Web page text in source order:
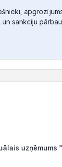
sankciju
uzņēmums